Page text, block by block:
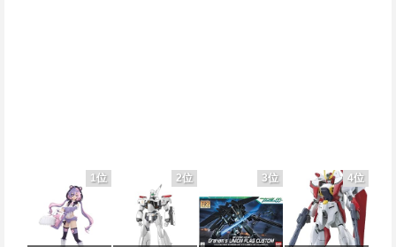
1位 2位 3位 4位